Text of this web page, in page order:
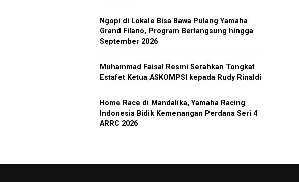
Ngopi di Lokale Bisa Bawa Pulang Yamaha
Grand Filano, Program Berlangsung hingga
September 2026
Muhammad Faisal Resmi Serahkan Tongkat
Estafet Ketua ASKOMPSI kepada Rudy Rinaldi
Home Race di Mandalika, Yamaha Racing
Indonesia Bidik Kemenangan Perdana Seri 4
ARRC 2026